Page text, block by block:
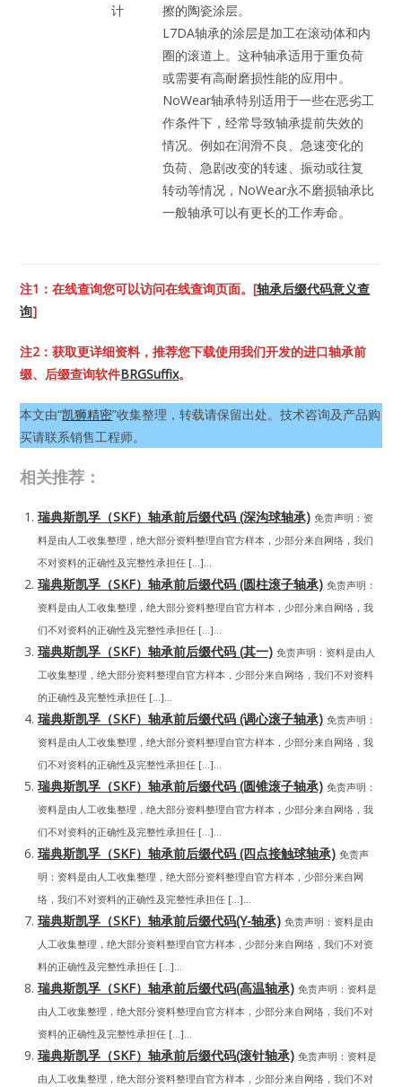
计
擦的陶瓷涂层。
L7DA轴承的涂层是加工在滚动体和内
圈的滚道上。这种轴承适用于重负荷
或需要有高耐磨损性能的应用中。
NoWear轴承特别适用于一些在恶劣工
作条件下，经常导致轴承提前失效的
情况。例如在润滑不良、急速变化的
负荷、急剧改变的转速、振动或往复
转动等情况，NoWear永不磨损轴承比
一般轴承可以有更长的工作寿命。
注1：在线查询您可以访问在线查询页面。[轴承后缀代码意义查
询]
注2：获取更详细资料，推荐您下载使用我们开发的进口轴承前
缀、后缀查询软件BRGSuffix。
本文由“凯狮精密”收集整理，转载请保留出处。技术咨询及产品购
买请联系销售工程师。
相关推荐：
瑞典斯凯孚（SKF）轴承前后缀代码 (深沟球轴承) 免责声明：资
料是由人工收集整理，绝大部分资料整理自官方样本，少部分来自网络，我们
不对资料的正确性及完整性承担任 […]...
瑞典斯凯孚（SKF）轴承前后缀代码 (圆柱滚子轴承) 免责声明：
资料是由人工收集整理，绝大部分资料整理自官方样本，少部分来自网络，我
们不对资料的正确性及完整性承担任 […]...
瑞典斯凯孚（SKF）轴承前后缀代码 (其一) 免责声明：资料是由人
工收集整理，绝大部分资料整理自官方样本，少部分来自网络，我们不对资料
的正确性及完整性承担任 […]...
瑞典斯凯孚（SKF）轴承前后缀代码 (调心滚子轴承) 免责声明：
资料是由人工收集整理，绝大部分资料整理自官方样本，少部分来自网络，我
们不对资料的正确性及完整性承担任 […]...
瑞典斯凯孚（SKF）轴承前后缀代码 (圆锥滚子轴承) 免责声明：
资料是由人工收集整理，绝大部分资料整理自官方样本，少部分来自网络，我
们不对资料的正确性及完整性承担任 […]...
瑞典斯凯孚（SKF）轴承前后缀代码 (四点接触球轴承) 免责声
明：资料是由人工收集整理，绝大部分资料整理自官方样本，少部分来自网
络，我们不对资料的正确性及完整性承担任 […]...
瑞典斯凯孚（SKF）轴承前后缀代码(Y-轴承) 免责声明：资料是由
人工收集整理，绝大部分资料整理自官方样本，少部分来自网络，我们不对资
料的正确性及完整性承担任 […]...
瑞典斯凯孚（SKF）轴承前后缀代码(高温轴承) 免责声明：资料是
由人工收集整理，绝大部分资料整理自官方样本，少部分来自网络，我们不对
资料的正确性及完整性承担任 […]...
瑞典斯凯孚（SKF）轴承前后缀代码(滚针轴承) 免责声明：资料是
由人工收集整理，绝大部分资料整理自官方样本，少部分来自网络，我们不对